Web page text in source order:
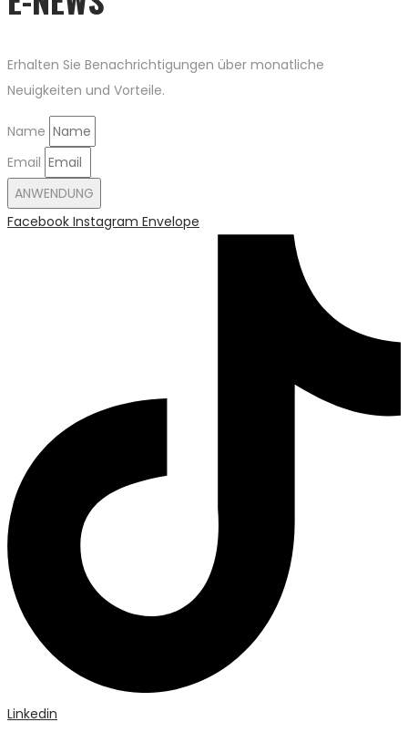
Erhalten Sie Benachrichtigungen über monatliche
Neuigkeiten und Vorteile.
Name
Email
ANWENDUNG
Facebook Instagram Envelope
Linkedin